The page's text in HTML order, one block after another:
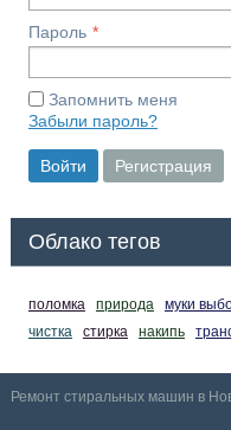
Пароль
Запомнить меня
Забыли пароль?
Войти Регистрация
Облако тегов
поломка природа муки
чистка
стирка накипь
Ремонт стиральных машин в